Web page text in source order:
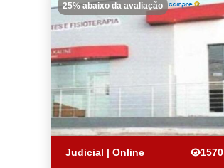
25% abaixo da avaliação
Judicial | Online 1570